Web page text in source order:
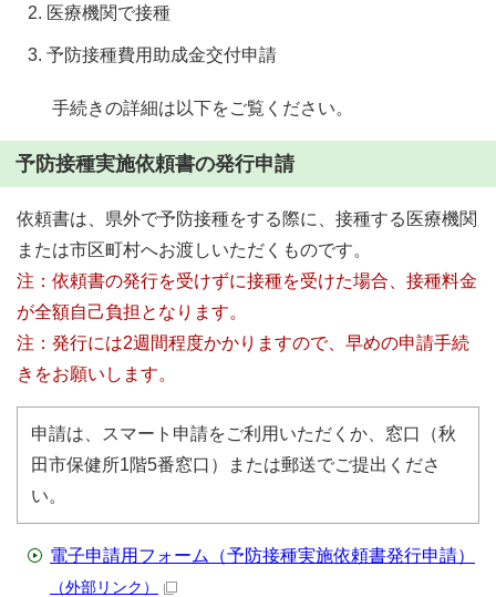
医療機関で接種
予防接種費用助成金交付申請
手続きの詳細は以下をご覧ください。
予防接種実施依頼書の発行申請
依頼書は、県外で予防接種をする際に、接種する医療機関
または市区町村へお渡しいただくものです。
注：依頼書の発行を受けずに接種を受けた場合、接種料金
が全額自己負担となります。
注：発行には2週間程度かかりますので、早めの申請手続
きをお願いします。
申請は、スマート申請をご利用いただくか、窓口（秋
田市保健所1階5番窓口）または郵送でご提出くださ
い。
電子申請用フォーム（予防接種実施依頼書発行申請）
（外部リンク）